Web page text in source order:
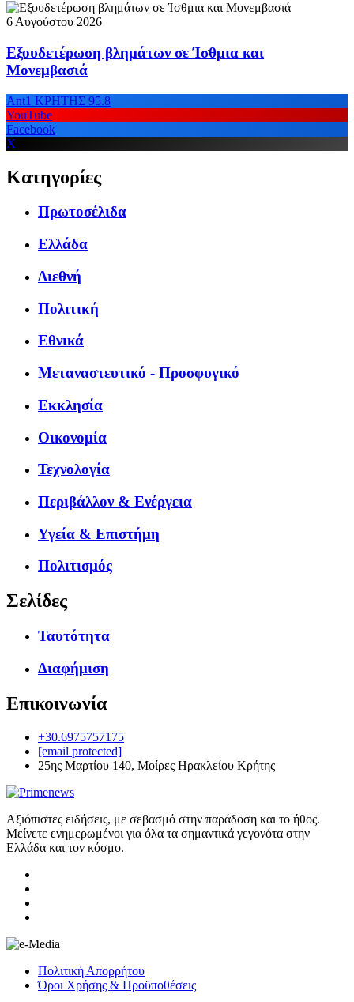
6 Αυγούστου 2026
Εξουδετέρωση βλημάτων σε Ίσθμια και
Μονεμβασιά
Ant1 ΚΡΗΤΗΣ 95.8
YouTube
Facebook
X
Κατηγορίες
Πρωτοσέλιδα
Ελλάδα
Διεθνή
Πολιτική
Εθνικά
Μεταναστευτικό - Προσφυγικό
Εκκλησία
Οικονομία
Τεχνολογία
Περιβάλλον & Ενέργεια
Υγεία & Επιστήμη
Πολιτισμός
Σελίδες
Ταυτότητα
Διαφήμιση
Επικοινωνία
+30.6975757175
[email protected]
25ης Μαρτίου 140, Μοίρες Ηρακλείου Κρήτης
Αξιόπιστες ειδήσεις, με σεβασμό στην παράδοση και το ήθος.
Μείνετε ενημερωμένοι για όλα τα σημαντικά γεγονότα στην
Ελλάδα και τον κόσμο.
Πολιτική Απορρήτου
Όροι Χρήσης & Προϋποθέσεις